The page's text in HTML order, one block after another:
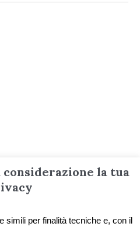
la tua
simili per finalità tecniche e, con il